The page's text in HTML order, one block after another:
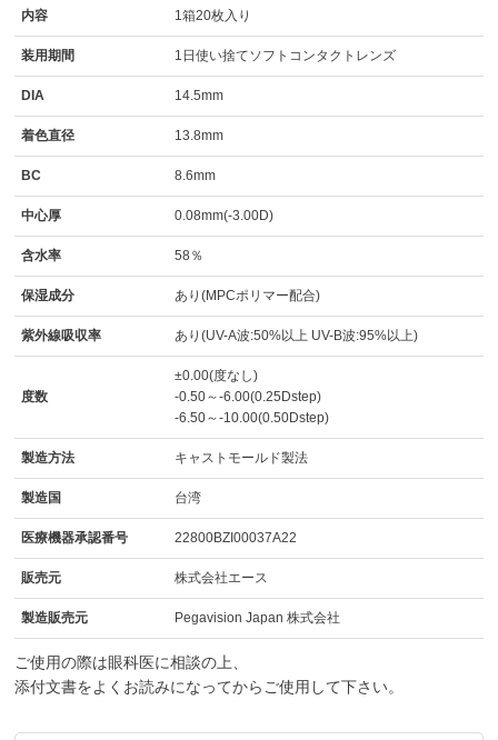
内容 1箱20枚入り
装用期間 1日使い捨てソフトコンタクトレンズ
DIA 14.5mm
着色直径 13.8mm
BC 8.6mm
中心厚 0.08mm(-3.00D)
含水率 58％
保湿成分 あり(MPCポリマー配合)
紫外線吸収率 あり(UV-A波:50%以上 UV-B波:95%以上)
度数
±0.00(度なし)
-0.50～-6.00(0.25Dstep)
-6.50～-10.00(0.50Dstep)
製造方法 キャストモールド製法
製造国 台湾
医療機器承認番号 22800BZI00037A22
販売元 株式会社エース
製造販売元 Pegavision Japan 株式会社
ご使用の際は眼科医に相談の上、
添付文書をよくお読みになってからご使用して下さい。